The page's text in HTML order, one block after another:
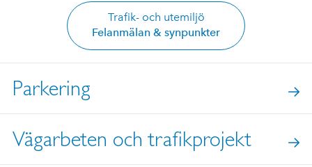
Trafik- och utemiljö
Felanmälan & synpunkter
Parkering
Vägarbeten och trafikprojekt